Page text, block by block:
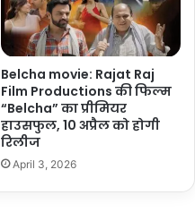
Belcha movie: Rajat Raj
Film Productions की फिल्म
“Belcha” का प्रीमियर
हाउसफुल, 10 अप्रैल को होगी
रिलीज
April 3, 2026